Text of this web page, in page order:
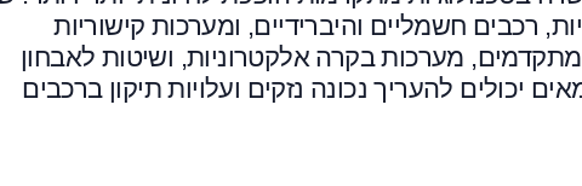
רכבים חשמליים והיברידיים, ומערכות קישוריות
מערכות בקרה אלקטרוניות, ושיטות לאבחון
יכולים להעריך נכונה נזקים ועלויות תיקון ברכבים